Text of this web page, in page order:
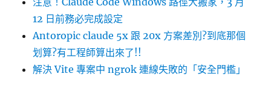
12 日前務必完成設定
Antoropic claude 5x 跟 20x 方案差別?到底那個
划算?有工程師算出來了!!
解決 Vite 專案中 ngrok 連線失敗的「安全門檻」